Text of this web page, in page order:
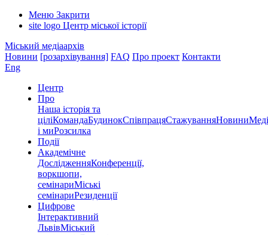
Меню Закрити
site logo Центр міської історії
Міський медіаархів
Новини [розархівування] FAQ Про проект Контакти
Eng
Центр
Про
Наша історія та
ціліКомандаБудинокСпівпрацяСтажуванняНовини
і миРозсилка
Події
Академічне
ДослідженняКонференції,
воркшопи,
семінариМіські
семінариРезиденції
Цифрове
Інтерактивний
ЛьвівМіський